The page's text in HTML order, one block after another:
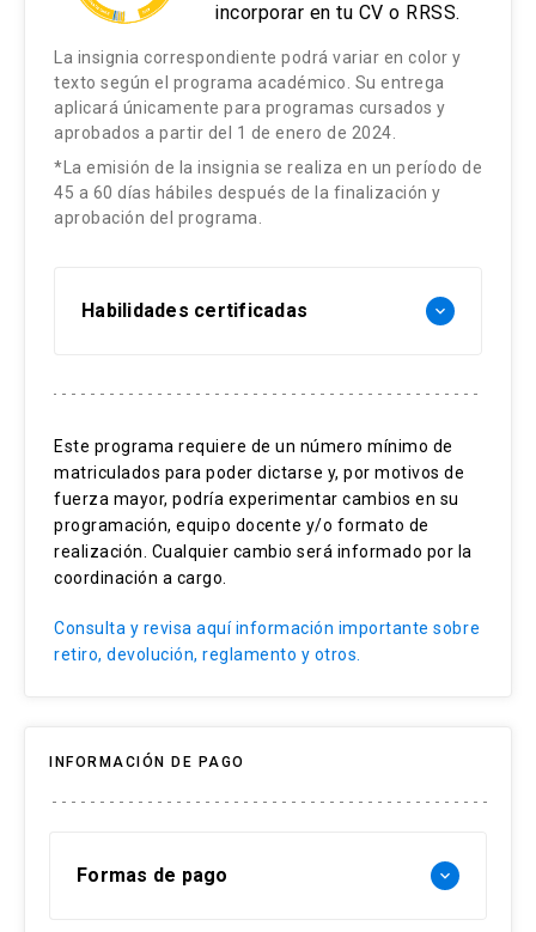
incorporar en tu CV o RRSS.
La insignia correspondiente podrá variar en color y
texto según el programa académico. Su entrega
aplicará únicamente para programas cursados y
aprobados a partir del 1 de enero de 2024.
*La emisión de la insignia se realiza en un período de
45 a 60 días hábiles después de la finalización y
aprobación del programa.
Habilidades certificadas keyboard_arrow_down
Inteligencia emocional
Indicadores clima organizacional
Competencias emocionales y sociales
Creatividad y liderazgo
Resistencia al cambio
Este programa requiere de un número mínimo de
matriculados para poder dictarse y, por motivos de
fuerza mayor, podría experimentar cambios en su
programación, equipo docente y/o formato de
realización. Cualquier cambio será informado por la
coordinación a cargo.
Consulta y revisa aquí información importante sobre
retiro, devolución, reglamento y otros.
INFORMACIÓN DE PAGO
Formas de pago keyboard_arrow_down